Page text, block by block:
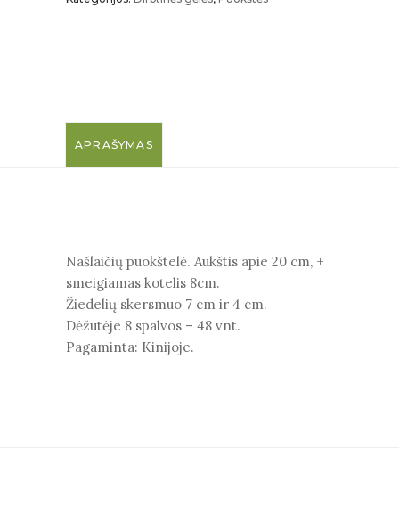
APRAŠYMAS
Našlaičių puokštelė. Aukštis apie 20 cm, +
smeigiamas kotelis 8cm.
Žiedelių skersmuo 7 cm ir 4 cm.
Dėžutėje 8 spalvos – 48 vnt.
Pagaminta: Kinijoje.